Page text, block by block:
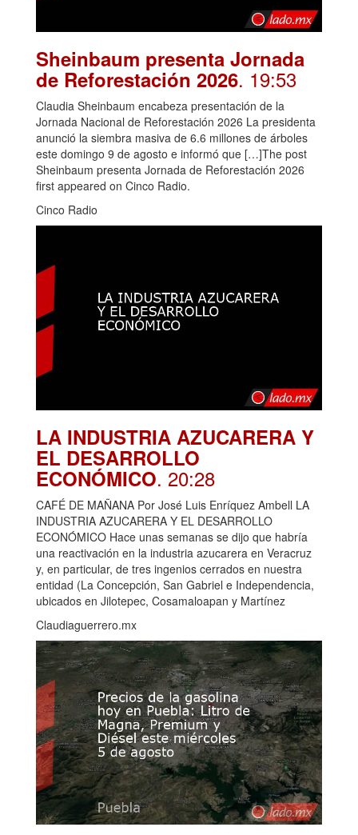
Sheinbaum presenta Jornada
de Reforestación 2026. 19:53
Claudia Sheinbaum encabeza presentación de la
Jornada Nacional de Reforestación 2026 La presidenta
anunció la siembra masiva de 6.6 millones de árboles
este domingo 9 de agosto e informó que […]The post
Sheinbaum presenta Jornada de Reforestación 2026
first appeared on Cinco Radio.
Cinco Radio
LA INDUSTRIA AZUCARERA Y
EL DESARROLLO
ECONÓMICO. 20:28
CAFÉ DE MAÑANA Por José Luis Enríquez Ambell LA
INDUSTRIA AZUCARERA Y EL DESARROLLO
ECONÓMICO Hace unas semanas se dijo que habría
una reactivación en la industria azucarera en Veracruz
y, en particular, de tres ingenios cerrados en nuestra
entidad (La Concepción, San Gabriel e Independencia,
ubicados en Jilotepec, Cosamaloapan y Martínez
Claudiaguerrero.mx